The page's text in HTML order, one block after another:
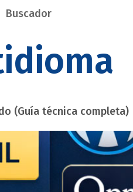
Buscador
(Guía técnica completa)